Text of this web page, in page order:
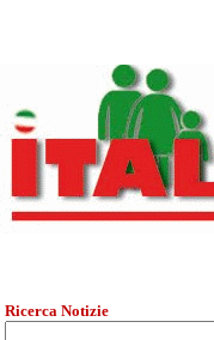
Ricerca Notizie